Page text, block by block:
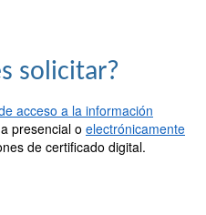
solicitar?
acceso a la información
presencial o electrónicamente
de certificado digital.